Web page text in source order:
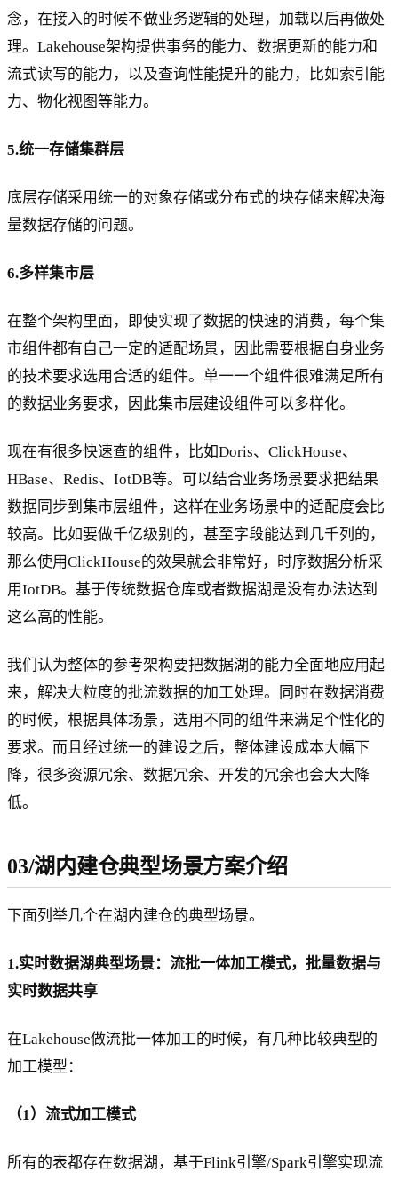
念，在接入的时候不做业务逻辑的处理，加载以后再做处
理。Lakehouse架构提供事务的能力、数据更新的能力和
流式读写的能力，以及查询性能提升的能力，比如索引能
力、物化视图等能力。
5.统一存储集群层
底层存储采用统一的对象存储或分布式的块存储来解决海
量数据存储的问题。
6.多样集市层
在整个架构里面，即使实现了数据的快速的消费，每个集
市组件都有自己一定的适配场景，因此需要根据自身业务
的技术要求选用合适的组件。单一一个组件很难满足所有
的数据业务要求，因此集市层建设组件可以多样化。
现在有很多快速查的组件，比如Doris、ClickHouse、
HBase、Redis、IotDB等。可以结合业务场景要求把结果
数据同步到集市层组件，这样在业务场景中的适配度会比
较高。比如要做千亿级别的，甚至字段能达到几千列的，
那么使用ClickHouse的效果就会非常好，时序数据分析采
用IotDB。基于传统数据仓库或者数据湖是没有办法达到
这么高的性能。
我们认为整体的参考架构要把数据湖的能力全面地应用起
来，解决大粒度的批流数据的加工处理。同时在数据消费
的时候，根据具体场景，选用不同的组件来满足个性化的
要求。而且经过统一的建设之后，整体建设成本大幅下
降，很多资源冗余、数据冗余、开发的冗余也会大大降
低。
03/湖内建仓典型场景方案介绍
下面列举几个在湖内建仓的典型场景。
1.实时数据湖典型场景：流批一体加工模式，批量数据与
实时数据共享
在Lakehouse做流批一体加工的时候，有几种比较典型的
加工模型：
（1）流式加工模式
所有的表都存在数据湖，基于Flink引擎/Spark引擎实现流